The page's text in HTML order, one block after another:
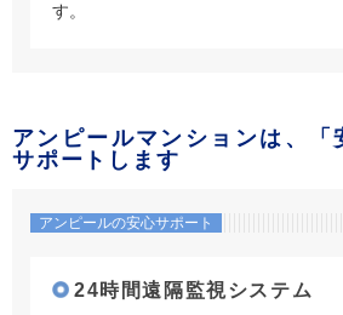
す。
アンピールマンションは、「
サポートします
アンピールの安心サポート
24時間遠隔監視システム